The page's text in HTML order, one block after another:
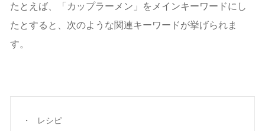
たとえば、「カップラーメン」をメインキーワードにし
たとすると、次のような関連キーワードが挙げられま
す。
レシピ